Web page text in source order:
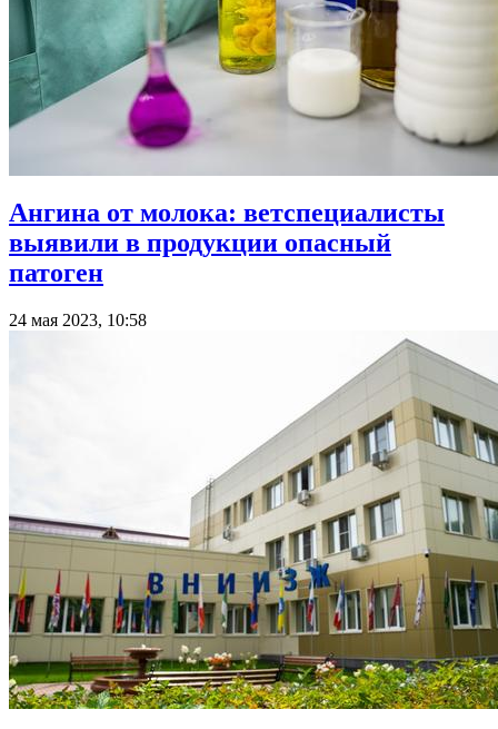
Ангина от молока: ветспециалисты
выявили в продукции опасный
патоген
24 мая 2023, 10:58